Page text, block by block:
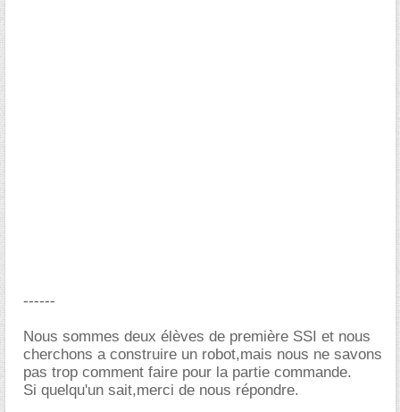
------
Nous sommes deux élèves de première SSI et nous
cherchons a construire un robot,mais nous ne savons
pas trop comment faire pour la partie commande.
Si quelqu'un sait,merci de nous répondre.